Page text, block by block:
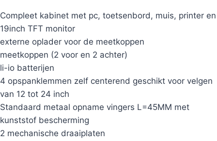
Compleet kabinet met pc, toetsenbord, muis, printer en
19inch TFT monitor
externe oplader voor de meetkoppen
meetkoppen (2 voor en 2 achter)
li-io batterijen
4 opspanklemmen zelf centerend geschikt voor velgen
van 12 tot 24 inch
Standaard metaal opname vingers L=45MM met
kunststof bescherming
2 mechanische draaiplaten